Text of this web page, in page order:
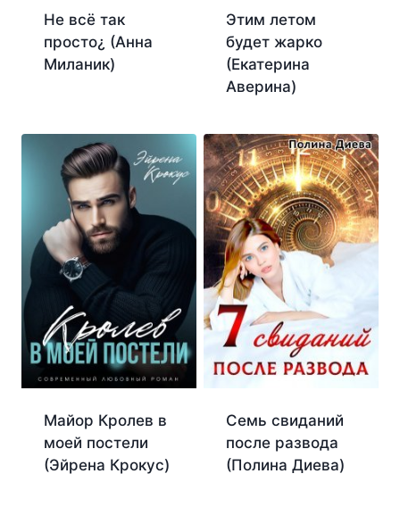
Не всё так
просто¿ (Анна
Миланик)
Этим летом
будет жарко
(Екатерина
Аверина)
Майор Кролев в
моей постели
(Эйрена Крокус)
Семь свиданий
после развода
(Полина Диева)